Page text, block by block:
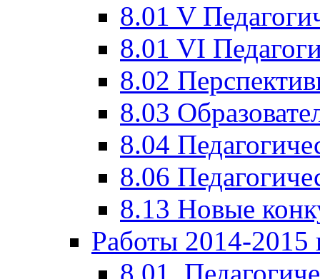
8.01 V
8.01 VI
8.02
8.03
8.04
8.06
8.13 Новые
Работы 2014-2015